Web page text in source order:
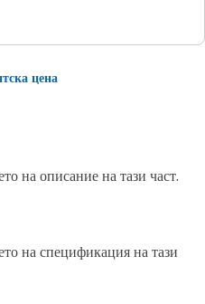
цена
на описание на тази част.
на спецификация на тази